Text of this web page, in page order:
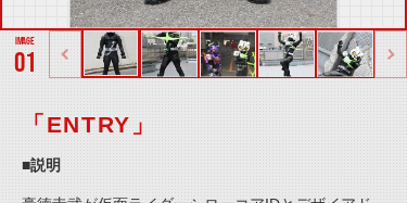
01
「ENTRY」
■説明